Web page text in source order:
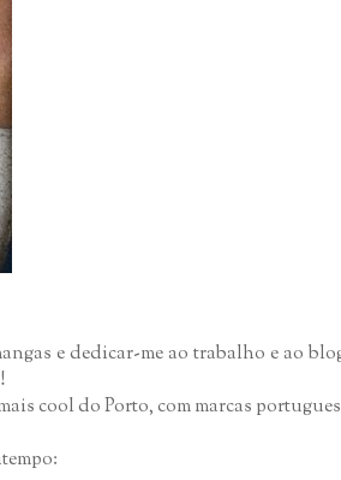
e dedicar-me ao trabalho e ao
cool do Porto, com marcas